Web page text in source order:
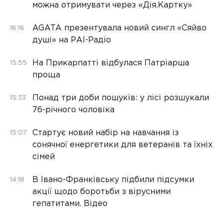
можна отримувати через «Дія.Картку»
16:16
AGATA презентувала новий сингл «Сяйво
душі» на РАІ-Радіо
15:55
На Прикарпатті відбулася Патріарша
проща
15:33
Понад три доби пошуків: у лісі розшукали
76-річного чоловіка
15:07
Стартує новий набір на навчання із
сонячної енергетики для ветеранів та їхніх
сімей
14:18
В Івано-Франківську підбили підсумки
акції щодо боротьби з вірусними
гепатитами. Відео